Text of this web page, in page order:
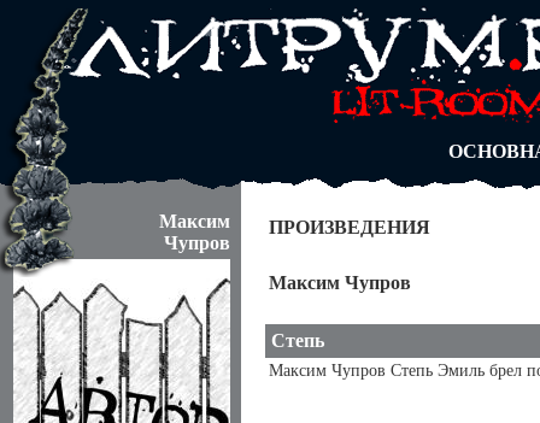
АВТОРЫ
БЛОГИ
АБИТУРА
Максим
Чупров
ПРОИЗВЕДЕНИЯ
Максим Чупров
Степь
Максим Чупров Степь Эмиль брел